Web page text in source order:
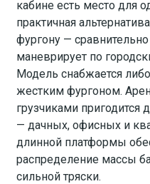
кабине есть место для
практичная
фургону —
маневрирует по
Модель снабжается
жестким фургоном.
грузчиками
— дачных, офисных и
длинной платформы
распределение массы
сильной тряски.